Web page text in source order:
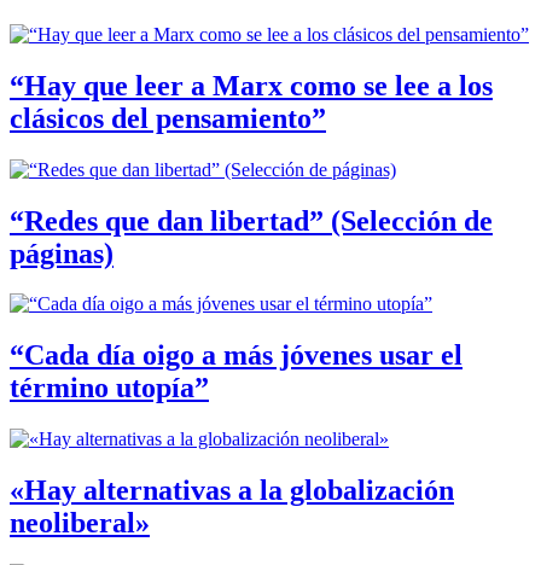
“Hay que leer a Marx como se lee a los
clásicos del pensamiento”
“Redes que dan libertad” (Selección de
páginas)
“Cada día oigo a más jóvenes usar el
término utopía”
«Hay alternativas a la globalización
neoliberal»